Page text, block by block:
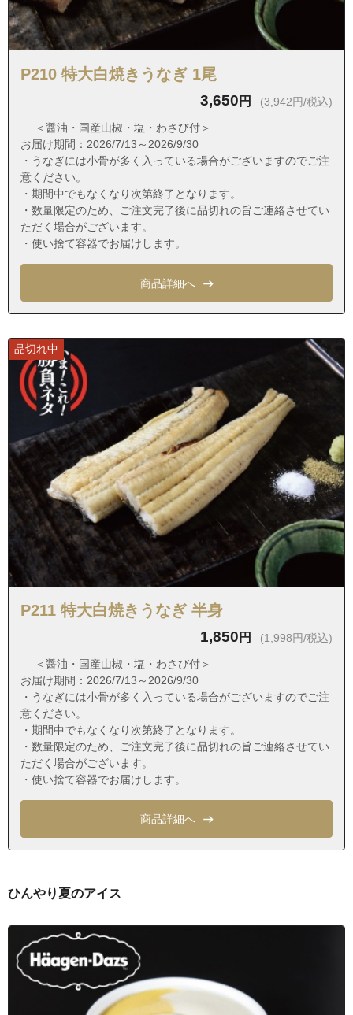
愛知県名古屋市瑞穂区玉水町１丁目
愛知県名古屋市瑞穂区玉水町２丁目
愛知県名古屋市瑞穂区中根町１丁目
愛知県名古屋市瑞穂区中根町２丁目
愛知県名古屋市瑞穂区中根町３丁目
愛知県名古屋市瑞穂区中根町４丁目
愛知県名古屋市瑞穂区中根町５丁目
愛知県名古屋市瑞穂区仁所町１丁目
愛知県名古屋市瑞穂区仁所町２丁目
愛知県名古屋市瑞穂区日向町１丁目
愛知県名古屋市瑞穂区日向町３丁目
愛知県名古屋市瑞穂区日向町５丁目
愛知県名古屋市瑞穂区松園町１丁目
愛知県名古屋市瑞穂区松園町２丁目
愛知県名古屋市瑞穂区丸根町１丁目
愛知県名古屋市瑞穂区丸根町２丁目
愛知県名古屋市瑞穂区彌富ケ丘町１丁目
愛知県名古屋市瑞穂区彌富ケ丘町２丁目
愛知県名古屋市瑞穂区彌富ケ丘町３丁目
愛知県名古屋市瑞穂区彌富町茨山
愛知県名古屋市瑞穂区彌富町紅葉園
愛知県名古屋市瑞穂区彌富町桜ケ岡
愛知県名古屋市瑞穂区彌富通１丁目
愛知県名古屋市瑞穂区彌富通２丁目
愛知県名古屋市瑞穂区彌富通３丁目
愛知県名古屋市瑞穂区彌富通４丁目
愛知県名古屋市瑞穂区彌富通５丁目
愛知県名古屋市南区赤坪町
愛知県名古屋市南区阿原町
愛知県名古屋市南区扇田町
愛知県名古屋市南区貝塚町
愛知県名古屋市南区駈上１丁目
愛知県名古屋市南区駈上２丁目
愛知県名古屋市南区笠寺町市場
愛知県名古屋市南区笠寺町市場東
P210 特大白焼きうなぎ 1尾
3,650 円 (3,942円/税込)
＜醤油・国産山椒・塩・わさび付＞
お届け期間：2026/7/13～2026/9/30
・うなぎには小骨が多く入っている場合がございますのでご注
意ください。
・期間中でもなくなり次第終了となります。
・数量限定のため、ご注文完了後に品切れの旨ご連絡させてい
ただく場合がございます。
・使い捨て容器でお届けします。
商品詳細へ
品切れ中
P211 特大白焼きうなぎ 半身
1,850 円 (1,998円/税込)
＜醤油・国産山椒・塩・わさび付＞
お届け期間：2026/7/13～2026/9/30
・うなぎには小骨が多く入っている場合がございますのでご注
意ください。
・期間中でもなくなり次第終了となります。
・数量限定のため、ご注文完了後に品切れの旨ご連絡させてい
ただく場合がございます。
・使い捨て容器でお届けします。
商品詳細へ
ひんやり夏のアイス